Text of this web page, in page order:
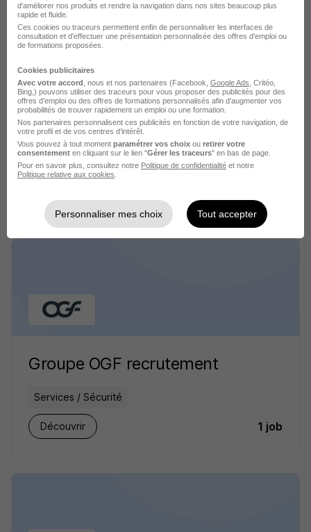
Groupe Covéa recrutement
Assurance
Groupe OGF recrutement
Services / Sécurité
Découvrir 1 job
d'améliorer nos produits et rendre la navigation dans nos sites beaucoup plus
rapide et fluide.
Ces cookies ou traceurs permettent enfin de personnaliser les interfaces de
consultation et d'effectuer une présentation personnalisée des offres d'emploi ou
de formations proposées.
Cookies publicitaires
Avec votre accord , nous et nos partenaires (Facebook, Google Ads , Critéo,
Bing,) pouvons utiliser des traceurs pour vous proposer des publicités pour des
offres d’emploi ou des offres de formations personnalisés afin d’augmenter vos
probabilités de trouver rapidement un emploi ou une formation.
Nos partenaires personnalisent ces publicités en fonction de votre navigation, de
votre profil et de vos centres d’intérêt.
Vous pouvez à tout moment paramétrer vos choix ou retirer votre
consentement en cliquant sur le lien "Gérer les traceurs" en bas de page.
Pour en savoir plus, consultez notre Politique de confidentialité et notre
Politique relative aux cookies
Personnaliser mes choix Tout accepter